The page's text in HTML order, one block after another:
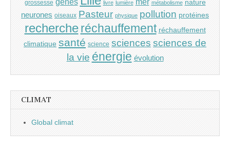
grossesse livre lumière métabolisme nature
neurones oiseaux Pasteur physique pollution protéines
recherche réchauffement réchauffement
climatique santé science sciences sciences de
la vie énergie évolution
CLIMAT
Global climat